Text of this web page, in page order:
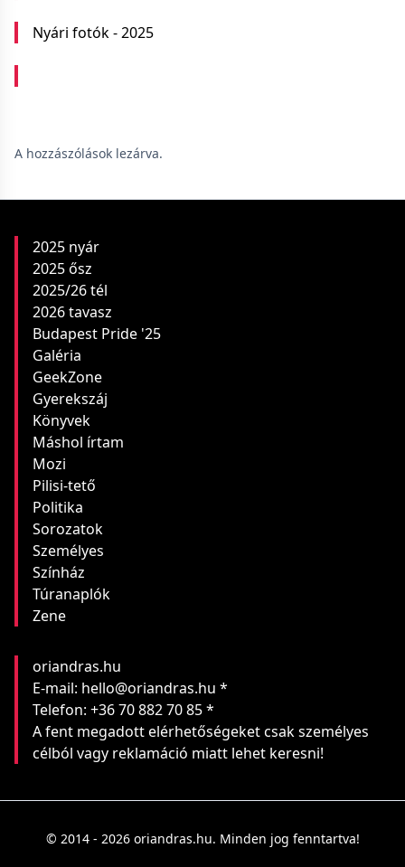
Nyári fotók - 2025
A hozzászólások lezárva.
2025 nyár
2025 ősz
2025/26 tél
2026 tavasz
Budapest Pride '25
Galéria
GeekZone
Gyerekszáj
Könyvek
Máshol írtam
Mozi
Pilisi-tető
Politika
Sorozatok
Személyes
Színház
Túranaplók
Zene
oriandras.hu
E-mail: hello@oriandras.hu *
Telefon: +36 70 882 70 85 *
A fent megadott elérhetőségeket csak személyes
célból vagy reklamáció miatt lehet keresni!
© 2014 - 2026 oriandras.hu. Minden jog fenntartva!